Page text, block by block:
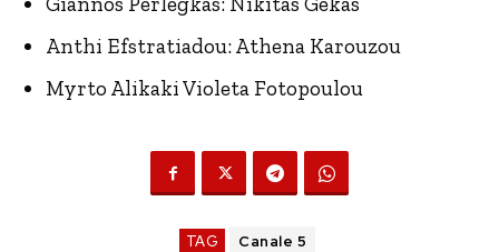
Anthi Efstratiadou: Athena Karouzou
Myrto Alikaki Violeta Fotopoulou
TAG Canale 5